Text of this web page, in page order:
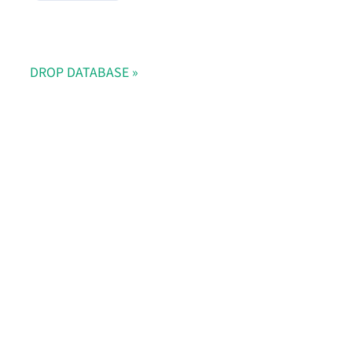
DROP DATABASE